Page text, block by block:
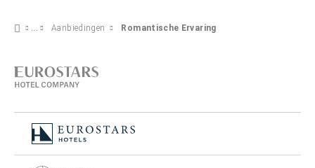
Aanbiedingen Romantische Ervaring